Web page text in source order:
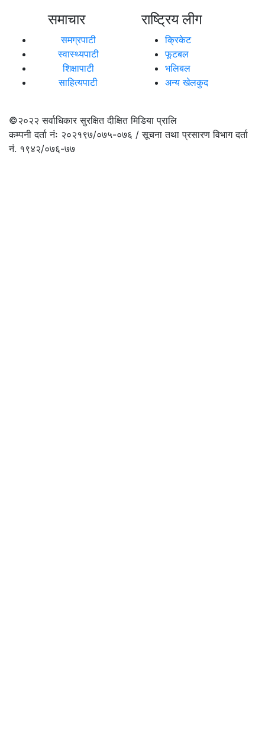
समाचार
समग्रपाटी
स्वास्थ्यपाटी
शिक्षापाटी
साहित्यपाटी
राष्ट्रिय लीग
क्रिकेट
फूटबल
भलिबल
अन्य खेलकुद
©२०२२सर्वाधिकार सुरक्षित दीक्षित मिडिया प्रालि
कम्पनी दर्ता नंः २०२१९७/०७५-०७६ / सूचना तथा प्रसारण विभाग दर्ता
नं. १९४२/०७६-७७